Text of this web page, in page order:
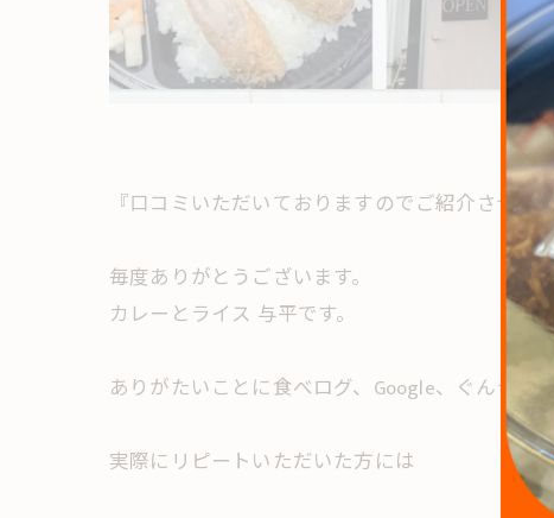
『口コミいただいておりますのでご紹介させて
毎度ありがとうございます。
カレーとライス 与平です。
ありがたいことに食べログ、Google、ぐんラ
実際にリピートいただいた方には